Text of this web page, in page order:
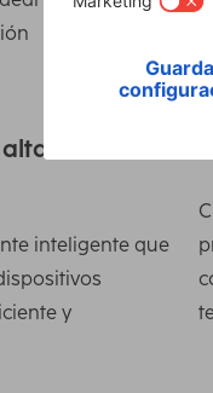
inteligente que
y